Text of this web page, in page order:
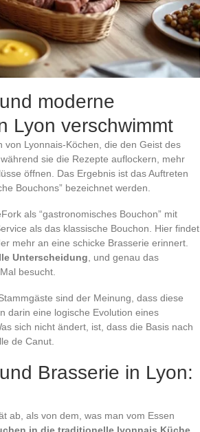
moderne
Lyon verschwimmt
Lyonnais-Köchen, die den Geist des
sie die Rezepte auflockern, mehr
öffnen. Das Ergebnis ist das Auftreten
Bouchons” bezeichnet werden.
als “gastronomisches Bouchon” mit
als das klassische Bouchon. Hier findet
mehr an eine schicke Brasserie erinnert.
Unterscheidung , und genau das
besucht.
sind der Meinung, dass diese
darin eine logische Evolution eines
sich nicht ändert, ist, dass die Basis nach
de Canut.
Brasserie in Lyon:
ab, als von dem, was man vom Essen
in die traditionelle lyonnais Küche